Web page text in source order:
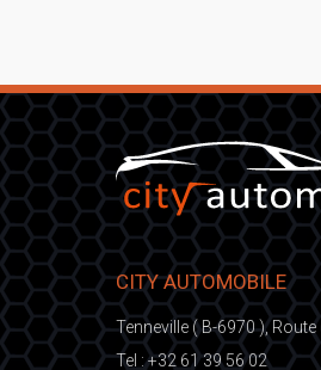
CITY AUTOMOBILE
Tenneville ( B-6970 ),
Tel :+32 61 39 56 02